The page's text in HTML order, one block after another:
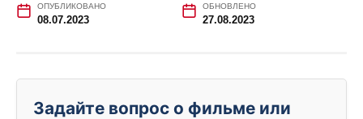
ОПУБЛИКОВАНО
08.07.2023
ОБНОВЛЕНО
27.08.2023
Задайте вопрос о фильме или